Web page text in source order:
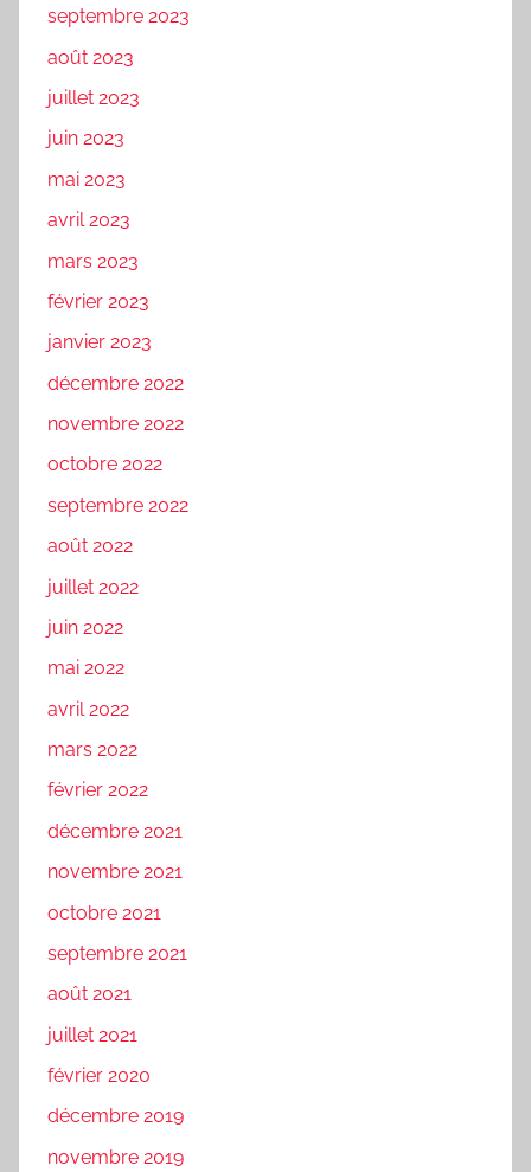
septembre 2023
août 2023
juillet 2023
juin 2023
mai 2023
avril 2023
mars 2023
février 2023
janvier 2023
décembre 2022
novembre 2022
octobre 2022
septembre 2022
août 2022
juillet 2022
juin 2022
mai 2022
avril 2022
mars 2022
février 2022
décembre 2021
novembre 2021
octobre 2021
septembre 2021
août 2021
juillet 2021
février 2020
décembre 2019
novembre 2019